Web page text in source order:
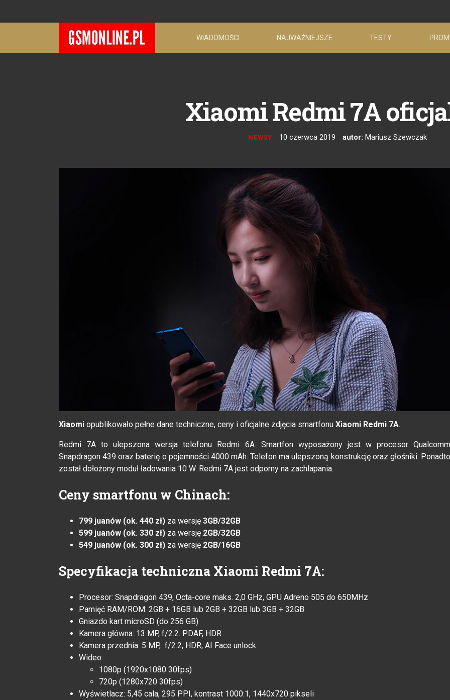
WIADOMOŚCI NAJWAŻNIEJSZE TESTY
Xiaomi Redmi 7A
NEWSY 10 czerwca 2019 autor: Mariusz Szewczak
Xiaomi opublikowało pełne dane techniczne, ceny i oficjalne zdjęcia smartfonu Xiaomi Redmi 7A.
Redmi 7A to ulepszona wersja telefonu Redmi 6A. Smartfon wyposażony jest w procesor Qualcomm
Snapdragon 439 oraz baterię o pojemności 4000 mAh. Telefon ma ulepszoną konstrukcję oraz głośniki. Ponadto
został dołożony moduł ładowania 10 W. Redmi 7A jest odporny na zachlapania.
Ceny smartfonu w Chinach:
799 juanów (ok. 440 zł) za wersję 3GB/32GB
599 juanów (ok. 330 zł) za wersję 2GB/32GB
549 juanów (ok. 300 zł) za wersję 2GB/16GB
Specyfikacja techniczna Xiaomi Redmi 7A:
Procesor: Snapdragon 439, Octa-core maks. 2,0 GHz, GPU Adreno 505 do 650MHz
Pamięć RAM/ROM: 2GB + 16GB lub 2GB + 32GB lub 3GB + 32GB
Gniazdo kart microSD (do 256 GB)
Kamera główna: 13 MP, f/2.2. PDAF, HDR
Kamera przednia: 5 MP, f/2.2, HDR, AI Face unlock
Wideo:
1080p (1920x1080 30fps)
720p (1280x720 30fps)
Wyświetlacz: 5,45 cala, 295 PPI, kontrast 1000:1, 1440x720 pikseli